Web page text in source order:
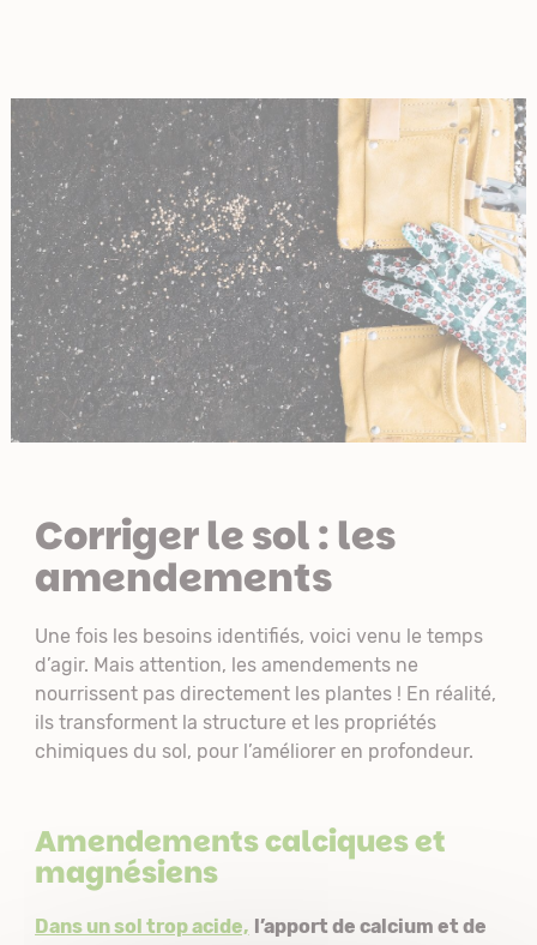
Corriger le sol : les
amendements
Une fois les besoins identifiés, voici venu le temps
d’agir. Mais attention, les amendements ne
nourrissent pas directement les plantes ! En réalité,
ils transforment la structure et les propriétés
chimiques du sol, pour l’améliorer en profondeur.
Amendements calciques et
magnésiens
Dans un sol trop acide, l’apport de calcium et de